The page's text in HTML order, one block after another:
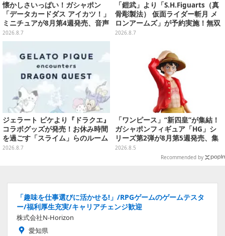
懐かしさいっぱい！ガシャポン
「データカードダス アイカツ！」
ミニチュアが8月第4週発売、音声
が流れる特別仕様も当たる
2026.8.7
「鎧武」より「S.H.Figuarts（真
骨彫製法） 仮面ライダー斬月 メ
ロンアームズ」が予約実施！無双
セイバー、メロンディフェンダー
2026.8.7
ジェラート ピケより『ドラクエ』
コラボグッズが発売！お休み時間
を過ごす「スライム」らのルーム
ウェア、雑貨など多数ラインナッ
2026.8.7
「ワンピース」“新四皇”が集結！
ガシャポンフィギュア「HG」シ
リーズ第2弾が8月第5週発売、集
めて並べたくなるクオリティ
2026.8.5
Recommended by
「趣味を仕事選びに活かせる!」/RPGゲームのゲームテスタ
ー/福利厚生充実/キャリアチェンジ歓迎
株式会社N-Horizon
愛知県